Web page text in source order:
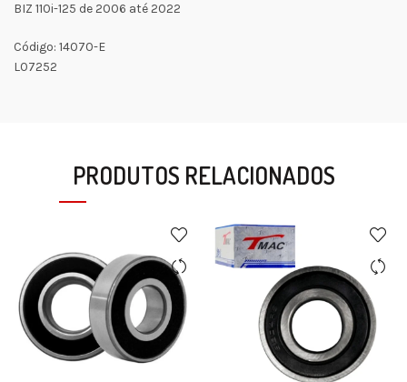
BIZ 110i-125 de 2006 até 2022
Código: 14070-E
L07252
PRODUTOS RELACIONADOS